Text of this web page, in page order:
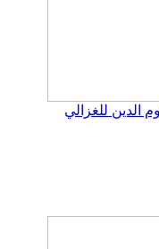
الدين للغزالي